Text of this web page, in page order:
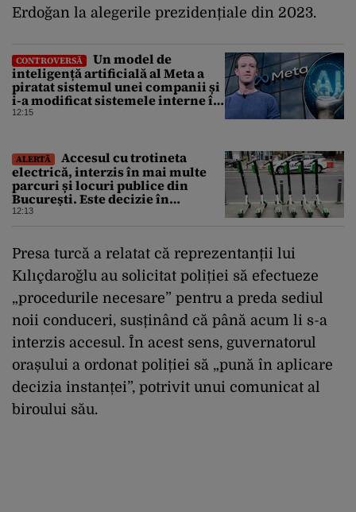
Erdoğan la alegerile prezidențiale din 2023.
CONTROVERSĂ
Un model de
inteligență artificială al Meta a
piratat sistemul unei companii și
i-a modificat sistemele interne în
timpul unui test de securitate
12:15
ALERTĂ
Accesul cu trotineta
electrică, interzis în mai multe
parcuri și locuri publice din
București. Este decizie în
premieră, iar amenzile sunt
12:13
Presa turcă a relatat că reprezentanții lui
Kılıçdaroğlu au solicitat poliției să efectueze
„procedurile necesare” pentru a preda sediul
noii conduceri, susținând că până acum li s-a
interzis accesul. În acest sens, guvernatorul
orașului a ordonat poliției să „pună în aplicare
decizia instanței”, potrivit unui comunicat al
biroului său.